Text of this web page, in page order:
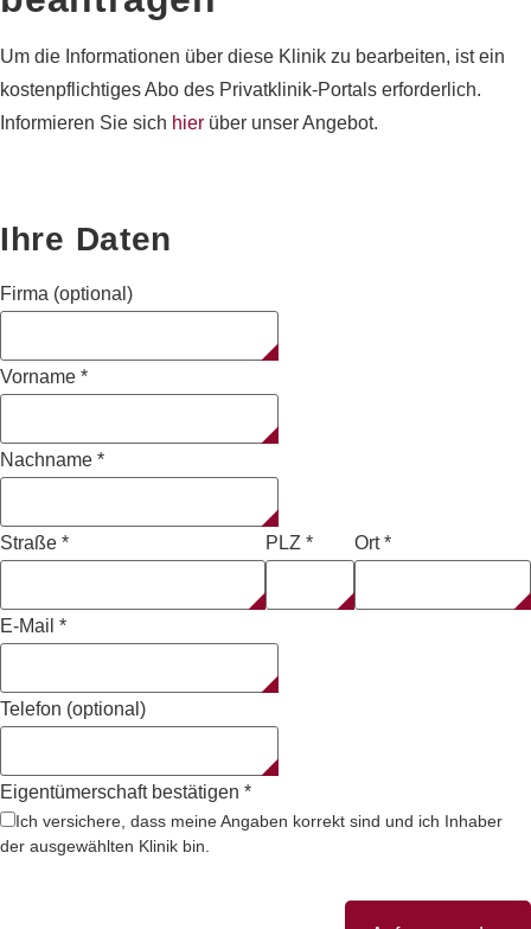
Um die Informationen über diese Klinik zu bearbeiten, ist ein
kostenpflichtiges Abo des Privatklinik-Portals erforderlich.
Informieren Sie sich hier über unser Angebot.
Ihre Daten
Firma (optional)
Vorname *
Nachname *
Straße * PLZ * Ort*
E-Mail *
Telefon (optional)
Eigentümerschaft bestätigen *
Ich versichere, dass meine Angaben korrekt sind und ich Inhaber
der ausgewählten Klinik bin.